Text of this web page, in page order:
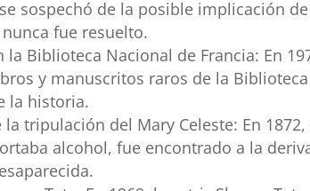
sospechó de la posible implicación
fue resuelto.
la Biblioteca Nacional de Francia: En
y manuscritos raros de la
la historia.
tripulación del Mary Celeste: En
alcohol, fue encontrado a la